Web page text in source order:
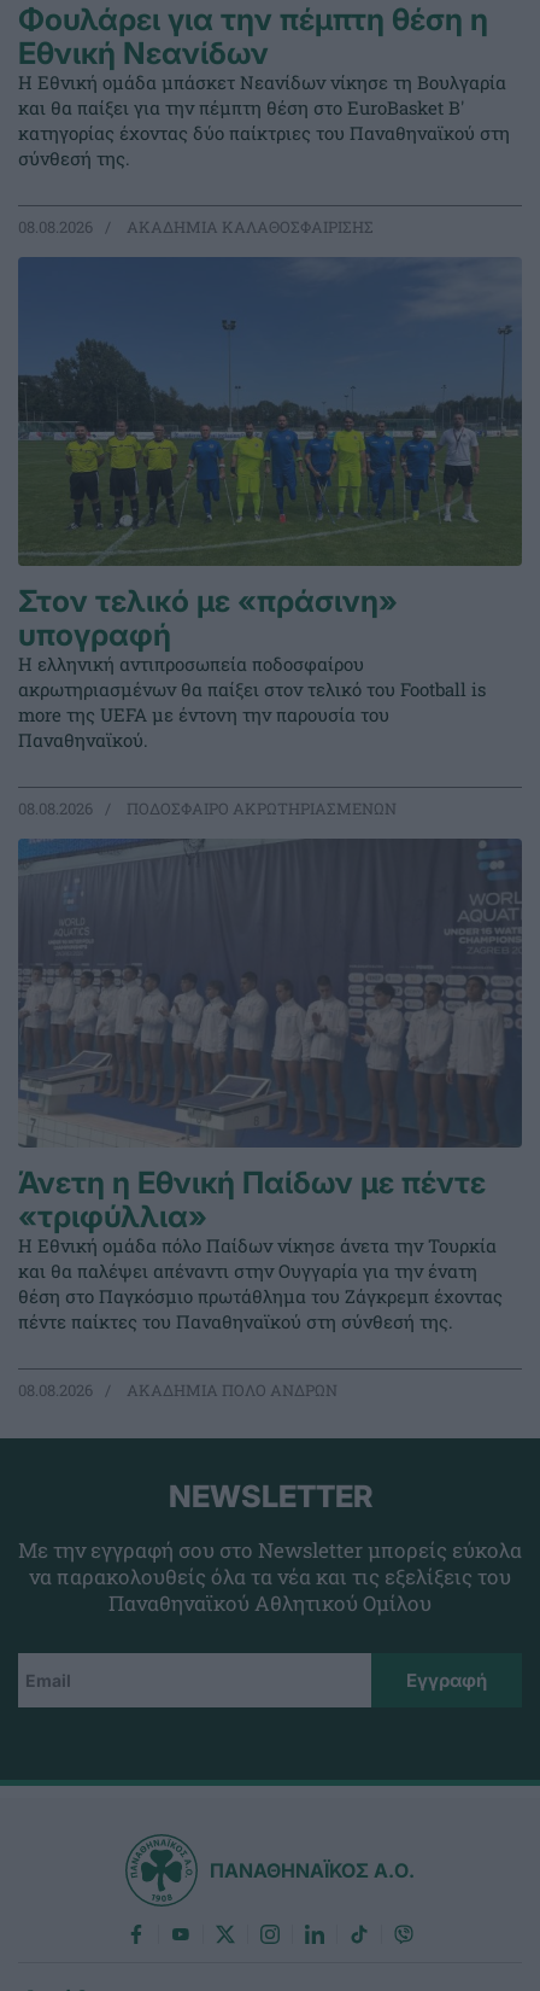
Φουλάρει για την πέμπτη θέση η
Εθνική Νεανίδων
Η Εθνική ομάδα μπάσκετ Νεανίδων νίκησε τη Βουλγαρία
και θα παίξει για την πέμπτη θέση στο EuroBasket Β'
κατηγορίας έχοντας δύο παίκτριες του Παναθηναϊκού στη
σύνθεσή της.
08.08.2026 ΑΚΑΔΗΜΙΑ ΚΑΛΑΘΟΣΦΑΙΡΙΣΗΣ
Στον τελικό με «πράσινη»
υπογραφή
Η ελληνική αντιπροσωπεία ποδοσφαίρου
ακρωτηριασμένων θα παίξει στον τελικό του Football is
more της UEFA με έντονη την παρουσία του
Παναθηναϊκού.
08.08.2026 ΠΟΔΟΣΦΑΙΡΟ ΑΚΡΩΤΗΡΙΑΣΜΕΝΩΝ
Άνετη η Εθνική Παίδων με πέντε
«τριφύλλια»
Η Εθνική ομάδα πόλο Παίδων νίκησε άνετα την Τουρκία
και θα παλέψει απέναντι στην Ουγγαρία για την ένατη
θέση στο Παγκόσμιο πρωτάθλημα του Ζάγκρεμπ έχοντας
πέντε παίκτες του Παναθηναϊκού στη σύνθεσή της.
08.08.2026 ΑΚΑΔΗΜΙΑ ΠΟΛΟ ΑΝΔΡΩΝ
NEWSLETTER
Με την εγγραφή σου στο Newsletter μπορείς εύκολα
να παρακολουθείς όλα τα νέα και τις εξελίξεις του
Παναθηναϊκού Αθλητικού Ομίλου
ΠΑΝΑΘΗΝΑΪΚΟΣ Α.Ο.